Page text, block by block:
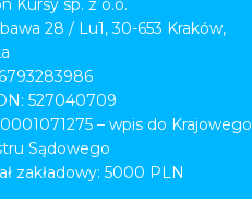
Kursy sp. z o.o.
28 / Lu1, 30-653 Kraków,
527040709
– wpis do Krajowego
Sądowego
zakładowy: 5000 PLN